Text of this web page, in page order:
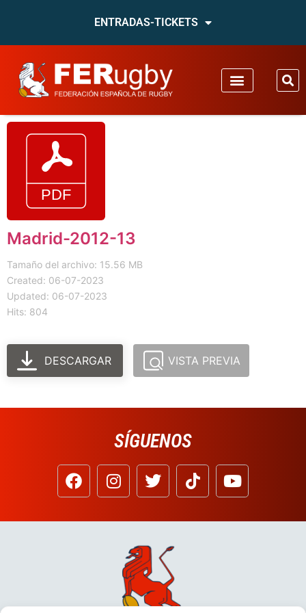
ENTRADAS-TICKETS
Madrid-2012-13
Tamaño del archivo: 15.56 MB
Created: 06-07-2023
Updated: 06-07-2023
Hits: 804
DESCARGAR VISTA PREVIA
SÍGUENOS